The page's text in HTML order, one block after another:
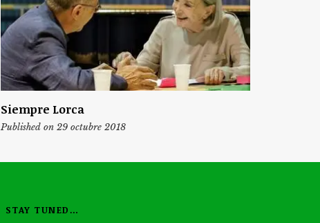
Siempre Lorca
Published on 29 octubre 2018
STAY TUNED…